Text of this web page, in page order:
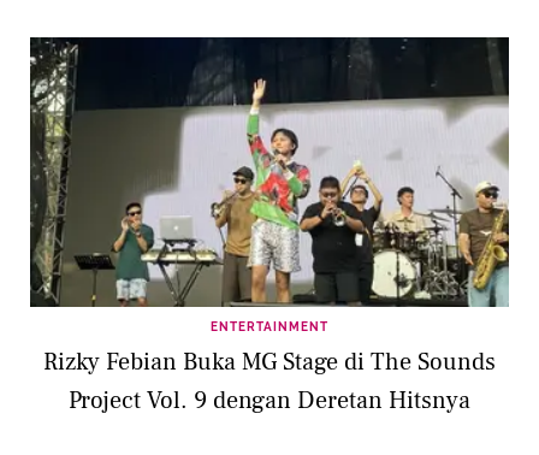
ENTERTAINMENT
Rizky Febian Buka MG Stage di The Sounds
Project Vol. 9 dengan Deretan Hitsnya